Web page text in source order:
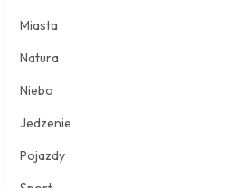
Miasta
Natura
Niebo
Jedzenie
Pojazdy